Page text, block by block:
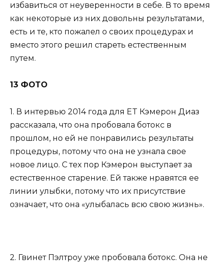
избавиться от неуверенности в себе. В то время
как некоторые из них довольны результатами,
есть и те, кто пожалел о своих процедурах и
вместо этого решил стареть естественным
путем.
13 ФОТО
1. В интервью 2014 года для ET Кэмерон Диаз
рассказала, что она пробовала ботокс в
прошлом, но ей не понравились результаты
процедуры, потому что она не узнала свое
новое лицо. С тех пор Кэмерон выступает за
естественное старение. Ей также нравятся ее
линии улыбки, потому что их присутствие
означает, что она «улыбалась всю свою жизнь».
2. Гвинет Пэлтроу уже пробовала ботокс. Она не